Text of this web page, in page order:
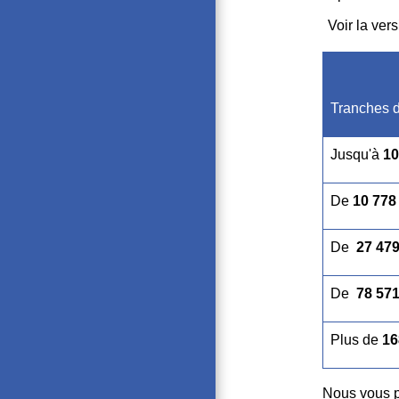
Voir la
Tranches
Jusqu'à
De 10 778
De 27
De 78
Plus de
Nous vous